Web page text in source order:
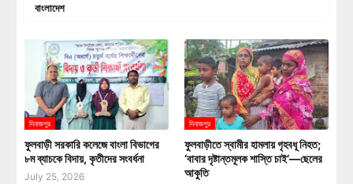
বাংলাদেশ
দিনাজপুর
ফুলবাড়ী সরকারি কলেজে বাংলা বিভাগের
৮ম ব্যাচকে বিদায়, কৃতীদের সংবর্ধনা
July 25, 2026
দিনাজপুর
ফুলবাড়ীতে স্বামীর হামলায় গৃহবধূ নিহত;
‘বাবার দৃষ্টান্তমূলক শাস্তি চাই’—ছেলের
আকুতি